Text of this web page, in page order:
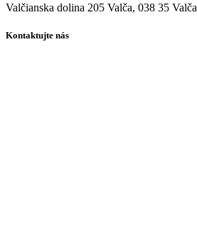
Valčianska dolina 205 Valča, 038 35 Valča
Kontaktujte nás